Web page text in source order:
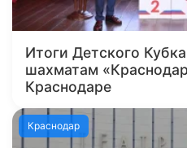
Итоги Детского
шахматам
Краснодаре
Краснодар